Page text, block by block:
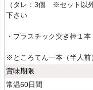
（タレ：3個 ※セット以
下さい
・プラスチック突き棒１本
※ところてん一本（半人
賞味期限
常温60日間